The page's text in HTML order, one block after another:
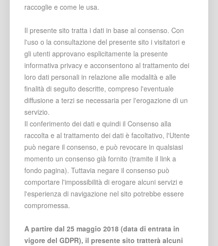
raccoglie e come le usa.
Il presente sito tratta i dati in base al consenso. Con
l'uso o la consultazione del presente sito i visitatori e
gli utenti approvano esplicitamente la presente
informativa privacy e acconsentono al trattamento dei
loro dati personali in relazione alle modalità e alle
finalità di seguito descritte, compreso l'eventuale
diffusione a terzi se necessaria per l'erogazione di un
servizio.
Il conferimento dei dati e quindi il Consenso alla
raccolta e al trattamento dei dati è facoltativo, l'Utente
può negare il consenso, e può revocare in qualsiasi
momento un consenso già fornito (tramite il link a
fondo pagina). Tuttavia negare il consenso può
comportare l'impossibilità di erogare alcuni servizi e
l'esperienza di navigazione nel sito potrebbe essere
compromessa.
A partire dal 25 maggio 2018 (data di entrata in
vigore del GDPR), il presente sito tratterà alcuni